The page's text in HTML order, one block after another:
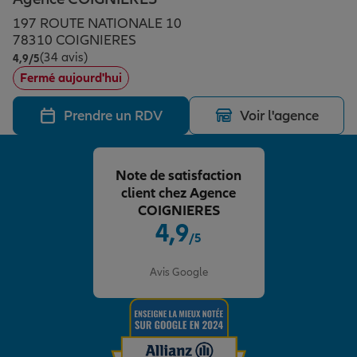
Assurance emprunteur
Prévoyance et dépendance
Assurance animal de compagnie
Protection de la famille
Protection juridique
Épargne & retraite
Plan épargne retraite
Assurance vie
Placements financiers
Investissements immobiliers
Transmission
Vos projets
Partir en vacances
Départ à la retraite
Préparer l’avenir
Conseil assurance
Assurance habitation
Le Pack Famille
Allianz en France
197 ROUTE NATIONALE 10
78310 COIGNIERES
4,9/5Note de 4.9 sur 5
(34 avis)
Fermé aujourd'hui
Prendre un RDV Voir l'agence
4,9/5
Avis Google
Note de satisfaction
client chez Agence
COIGNIERES